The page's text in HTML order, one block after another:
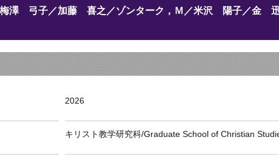
澤 弓子／加藤 喜之／ゾンターク，Ｍ／米沢 陽子／金
2026
キリスト教学研究科/Graduate School of Christian